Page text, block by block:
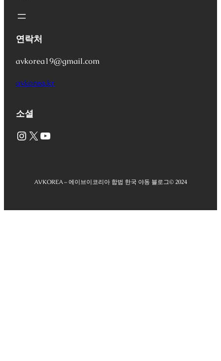
연락처
avkorea19@gmail.com
avkorea.kr
소셜
Instagram X YouTube
AVKOREA – 에이브이코리아 합법 한국 야동 블로그© 2024